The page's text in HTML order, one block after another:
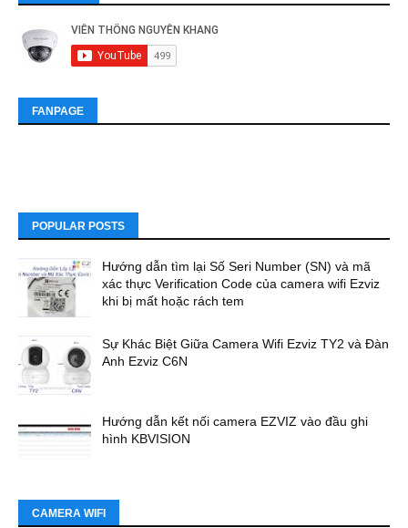
FANPAGE
POPULAR POSTS
Hướng dẫn tìm lại Số Seri Number (SN) và mã
xác thực Verification Code của camera wifi Ezviz
khi bị mất hoặc rách tem
Sự Khác Biệt Giữa Camera Wifi Ezviz TY2 và Đàn
Anh Ezviz C6N
Hướng dẫn kết nối camera EZVIZ vào đầu ghi
hình KBVISION
CAMERA WIFI